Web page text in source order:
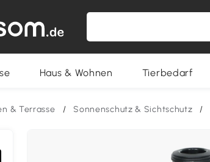
Haus & Wohnen Tierbedarf
& Terrasse / Sonnenschutz & Sichtschutz /